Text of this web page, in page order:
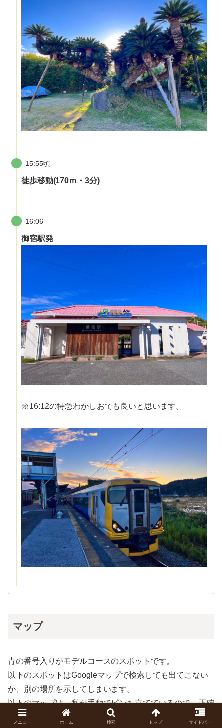
15:55頃
徒歩移動(170ｍ・3分)
16:06
御宿駅発
※16:12の特急わかしおでも良いと思います。
マップ
青の番号入りがモデルコースのスポットです。
以下のスポットはGoogleマップで検索しても出てこない
か、別の場所を示してしまいます。
以下のマップは、私が手動でピンを立てているので、正確
です。
メニュー ホーム 検索 トップ サイドバー